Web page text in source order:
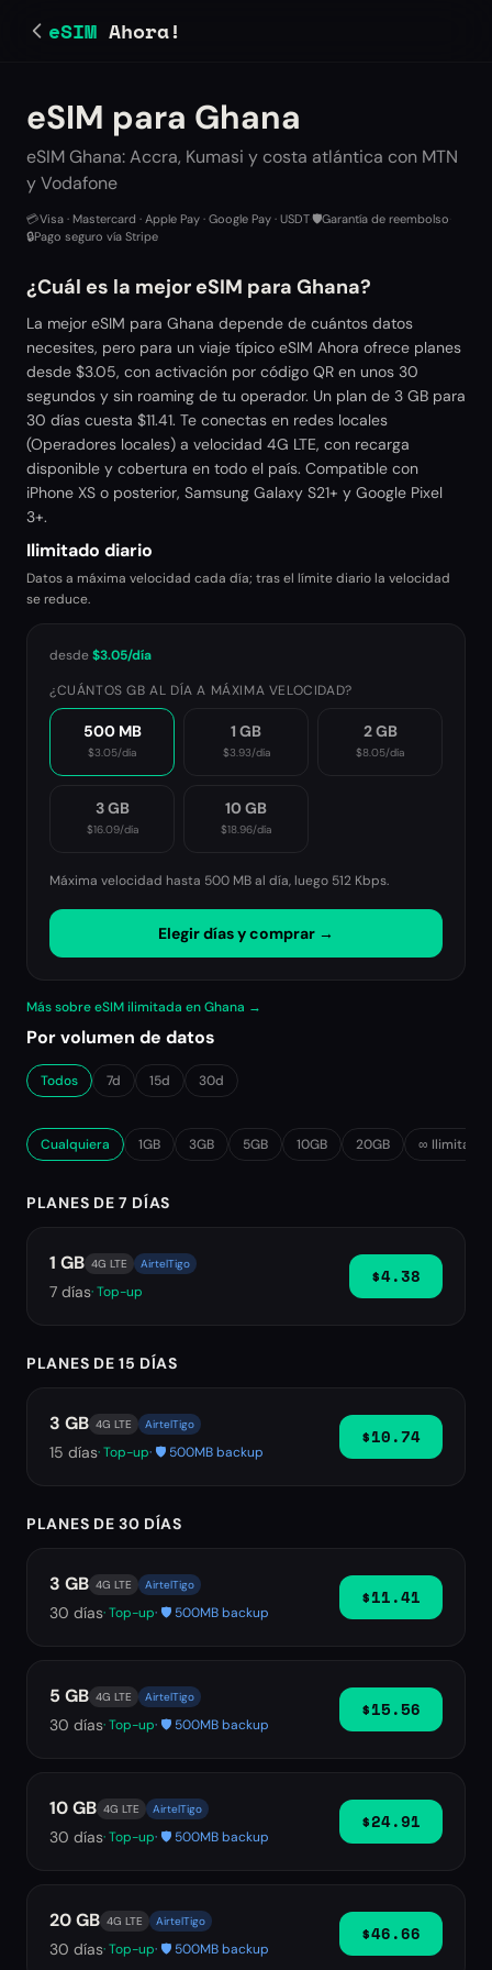
eSIM Ahora!
eSIM para Ghana
eSIM Ghana: Accra, Kumasi y costa atlántica con MTN
y Vodafone
💳Visa · Mastercard · Apple Pay · Google Pay · USDT🛡️Garantía de reembolso
🔒Pago seguro vía Stripe
¿Cuál es la mejor eSIM para Ghana?
La mejor eSIM para Ghana depende de cuántos datos
necesites, pero para un viaje típico eSIM Ahora ofrece planes
desde $3.05, con activación por código QR en unos 30
segundos y sin roaming de tu operador. Un plan de 3 GB para
30 días cuesta $11.41. Te conectas en redes locales
(Operadores locales) a velocidad 4G LTE, con recarga
disponible y cobertura en todo el país. Compatible con
iPhone XS o posterior, Samsung Galaxy S21+ y Google Pixel
3+.
Ilimitado diario
Datos a máxima velocidad cada día; tras el límite diario la velocidad
se reduce.
desde$3.05/día
¿CUÁNTOS GB AL DÍA A MÁXIMA VELOCIDAD?
500 MB
$3.05/día
1 GB
$3.93/día
2 GB
$8.05/día
3 GB
$16.09/día
10 GB
$18.96/día
Máxima velocidad hasta 500 MB al día, luego 512 Kbps.
Elegir días y comprar →
Más sobre eSIM ilimitada en Ghana →
Por volumen de datos
Todos 7d 15d 30d
Cualquiera 1GB 3GB 5GB 10GB 20GB ∞ Ilimitado
PLANES DE 7 DÍAS
1 GB 4G LTE AirtelTigo
7 días· Top-up
$4.38
PLANES DE 15 DÍAS
3 GB 4G LTE AirtelTigo
15 días· Top-up· 🛡️ 500MB backup
$10.74
PLANES DE 30 DÍAS
3 GB 4G LTE AirtelTigo
30 días· Top-up· 🛡️ 500MB backup
$11.41
5 GB 4G LTE AirtelTigo
30 días· Top-up· 🛡️ 500MB backup
$15.56
10 GB 4G LTE AirtelTigo
30 días· Top-up· 🛡️ 500MB backup
$24.91
20 GB 4G LTE AirtelTigo
30 días· Top-up· 🛡️ 500MB backup
$46.66